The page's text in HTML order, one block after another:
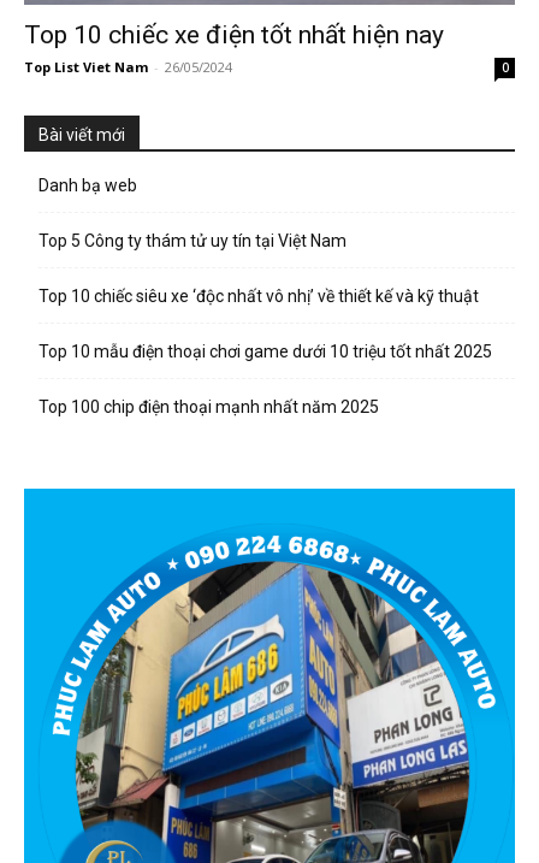
Top 10 chiếc xe điện tốt nhất hiện nay
Top List Viet Nam - 26/05/2024 0
Bài viết mới
Danh bạ web
Top 5 Công ty thám tử uy tín tại Việt Nam
Top 10 chiếc siêu xe ‘độc nhất vô nhị’ về thiết kế và kỹ thuật
Top 10 mẫu điện thoại chơi game dưới 10 triệu tốt nhất 2025
Top 100 chip điện thoại mạnh nhất năm 2025